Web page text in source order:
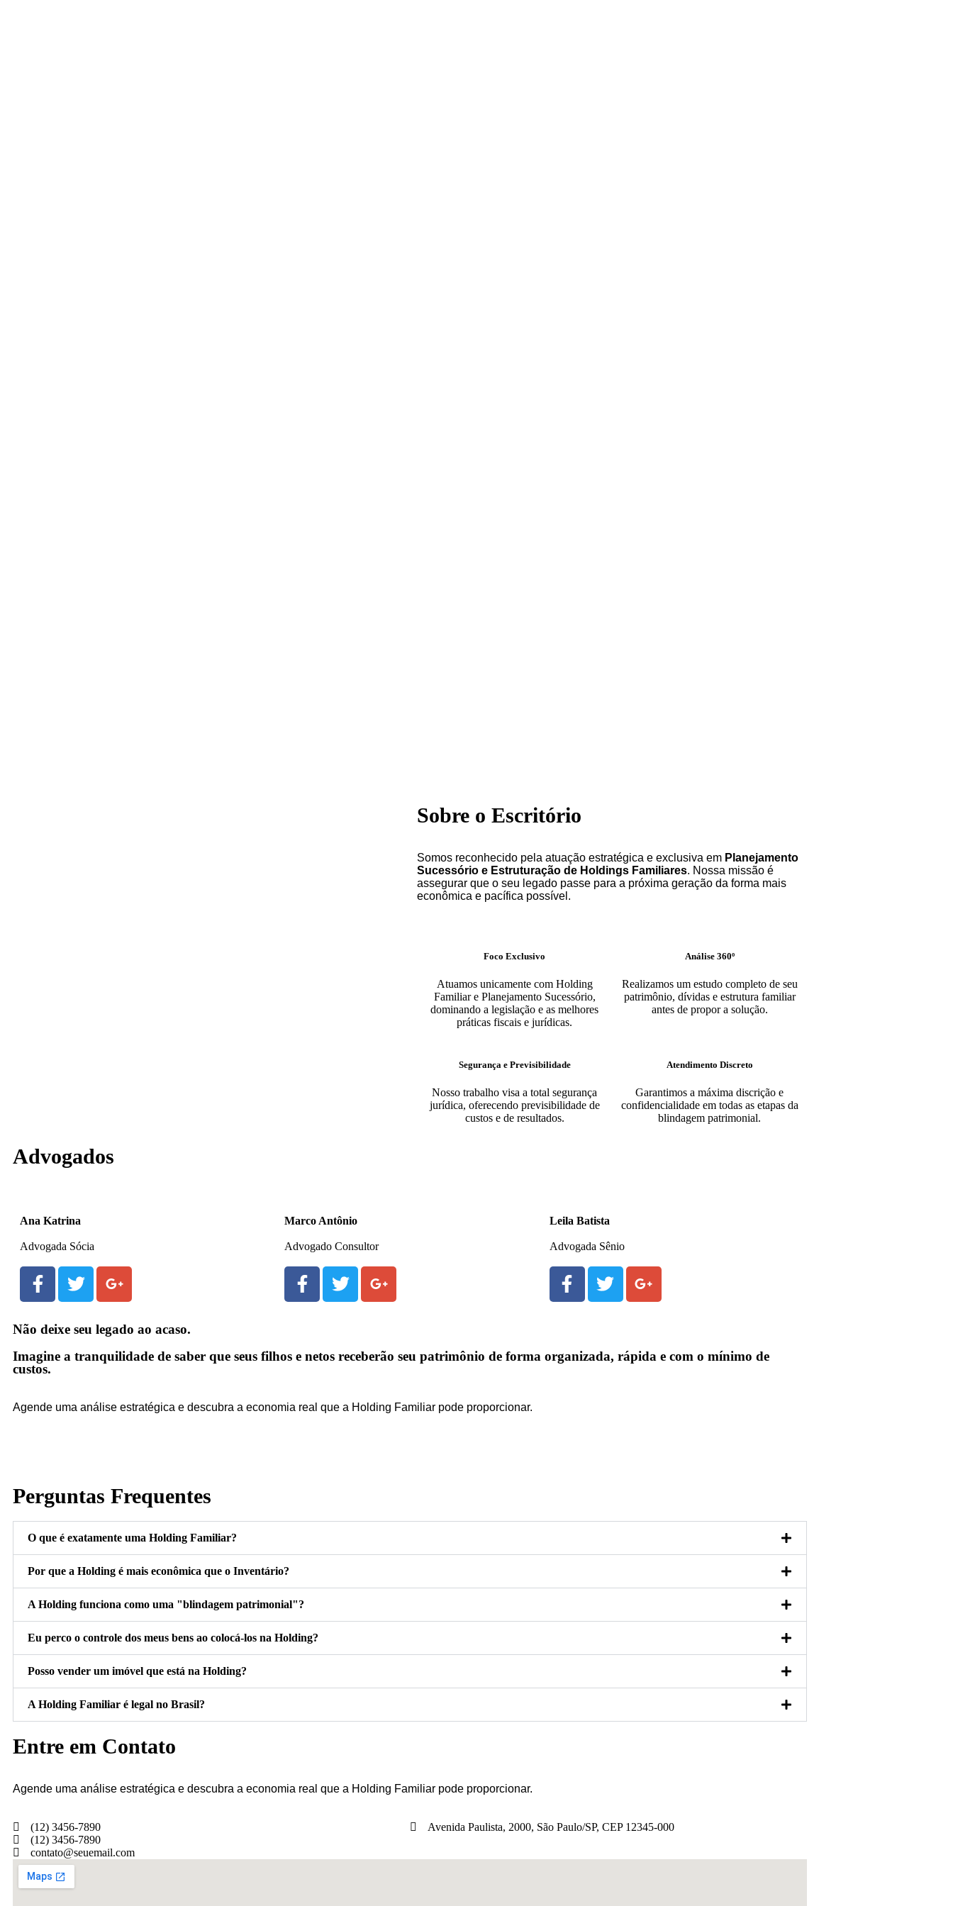
Sobre o Escritório
Somos reconhecido pela atuação estratégica e exclusiva em Planejamento
Sucessório e Estruturação de Holdings Familiares. Nossa missão é
assegurar que o seu legado passe para a próxima geração da forma mais
econômica e pacífica possível.
Foco Exclusivo
Atuamos unicamente com Holding
Familiar e Planejamento Sucessório,
dominando a legislação e as melhores
práticas fiscais e jurídicas.
Análise 360º
Realizamos um estudo completo de seu
patrimônio, dívidas e estrutura familiar
antes de propor a solução.
Segurança e Previsibilidade
Nosso trabalho visa a total segurança
jurídica, oferecendo previsibilidade de
custos e de resultados.
Atendimento Discreto
Garantimos a máxima discrição e
confidencialidade em todas as etapas da
blindagem patrimonial.
Advogados
Ana Katrina
Advogada Sócia
Marco Antônio
Advogado Consultor
Leila Batista
Advogada Sênio
Não deixe seu legado ao acaso.
Imagine a tranquilidade de saber que seus filhos e netos receberão seu patrimônio de forma organizada, rápida e com o mínimo de
custos.
Agende uma análise estratégica e descubra a economia real que a Holding Familiar pode proporcionar.
Perguntas Frequentes
O que é exatamente uma Holding Familiar?
Por que a Holding é mais econômica que o Inventário?
A Holding funciona como uma "blindagem patrimonial"?
Eu perco o controle dos meus bens ao colocá-los na Holding?
Posso vender um imóvel que está na Holding?
A Holding Familiar é legal no Brasil?
Entre em Contato
Agende uma análise estratégica e descubra a economia real que a Holding Familiar pode proporcionar.
(12) 3456-7890
(12) 3456-7890
contato@seuemail.com
Avenida Paulista, 2000, São Paulo/SP, CEP 12345-000